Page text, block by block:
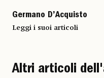
Germano D’Acquisto
Leggi i suoi articoli
Altri articoli